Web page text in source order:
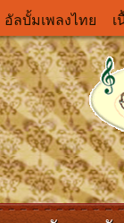
อัลบั้มเพลงไทย เ